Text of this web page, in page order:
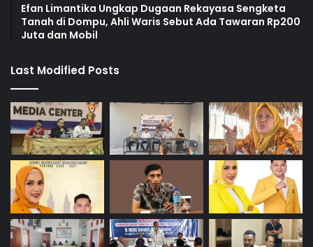
Efan Limantika Ungkap Dugaan Rekayasa Sengketa
Tanah di Dompu, Ahli Waris Sebut Ada Tawaran Rp200
Juta dan Mobil
Last Modified Posts